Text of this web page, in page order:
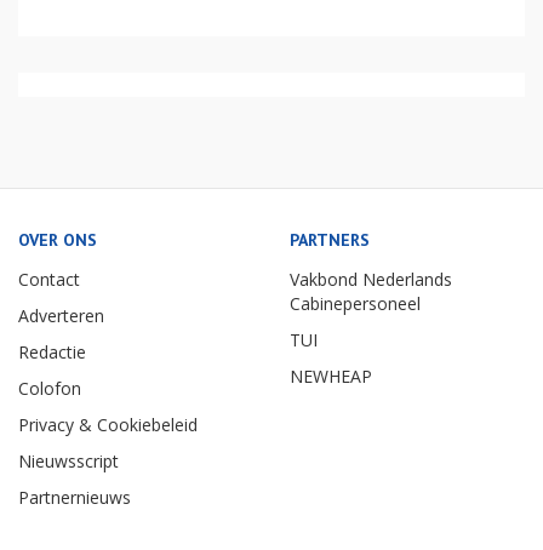
OVER ONS
Contact
Adverteren
Redactie
Colofon
Privacy & Cookiebeleid
Nieuwsscript
Partnernieuws
PARTNERS
Vakbond Nederlands
Cabinepersoneel
TUI
NEWHEAP